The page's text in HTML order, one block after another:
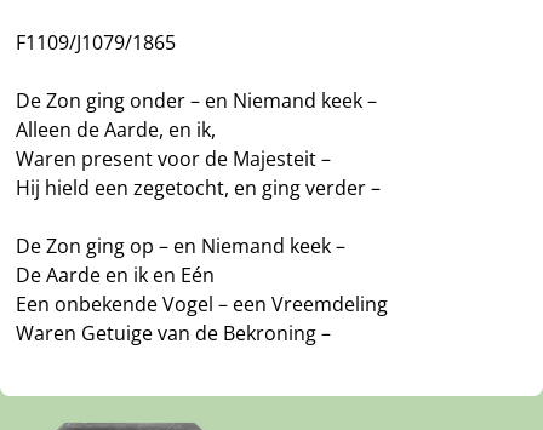
F1109/J1079/1865
De Zon ging onder – en Niemand keek –
Alleen de Aarde, en ik,
Waren present voor de Majesteit –
Hij hield een zegetocht, en ging verder –
De Zon ging op – en Niemand keek –
De Aarde en ik en Eén
Een onbekende Vogel – een Vreemdeling
Waren Getuige van de Bekroning –